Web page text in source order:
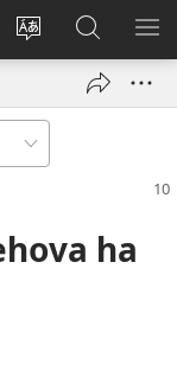
Balyui
yinaknan
an
site
Pag-
log
new
Pamiling
ha
JW.ORG
ha